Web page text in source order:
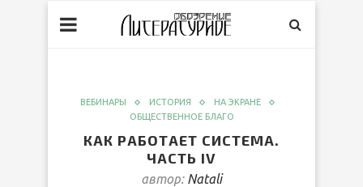
ВЕБИНАРЫ ИСТОРИЯ
НА ЭКРАНЕ
ОБЩЕСТВЕННОЕ БЛАГО
КАК РАБОТАЕТ СИСТЕМА.
ЧАСТЬ IV
автор: Natali